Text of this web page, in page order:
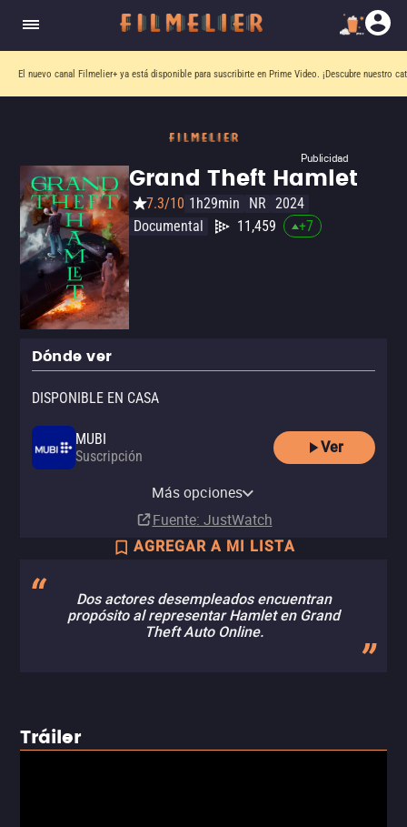
El nuevo canal Filmelier+ ya está disponible para suscribirte en Prime Video. ¡Descubre nuestro
Publicidad
Grand Theft Hamlet
7.3/10 1h29min NR 2024
Documental
11,459 +7
Dónde ver
DISPONIBLE EN CASA
MUBI
Suscripción
Ver
Más opciones
Fuente: JustWatch
AGREGAR A MI LISTA
Dos actores desempleados encuentran
propósito al representar Hamlet en Grand
Theft Auto Online.
Tráiler